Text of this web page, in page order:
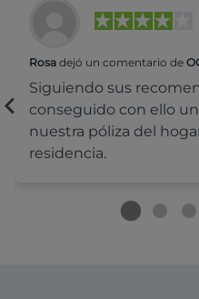
Rosa dejó un comentario de
Siguiendo sus
conseguido con ello
nuestra póliza del
residencia.